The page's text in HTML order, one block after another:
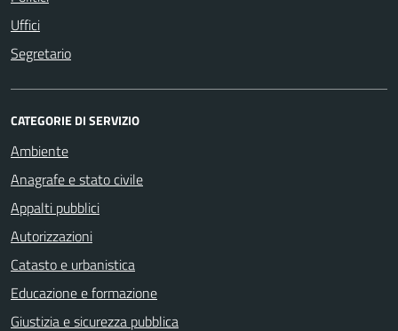
Uffici
Segretario
CATEGORIE DI SERVIZIO
Ambiente
Anagrafe e stato civile
Appalti pubblici
Autorizzazioni
Catasto e urbanistica
Educazione e formazione
Giustizia e sicurezza pubblica